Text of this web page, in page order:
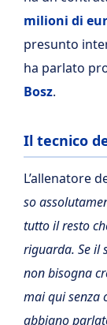
milioni di
presunto
ha parlato
Bosz.
Il tecnico
L’allenatore
so
tutto il resto
riguarda. Se il
non bisogna
mai qui senza
abbiano